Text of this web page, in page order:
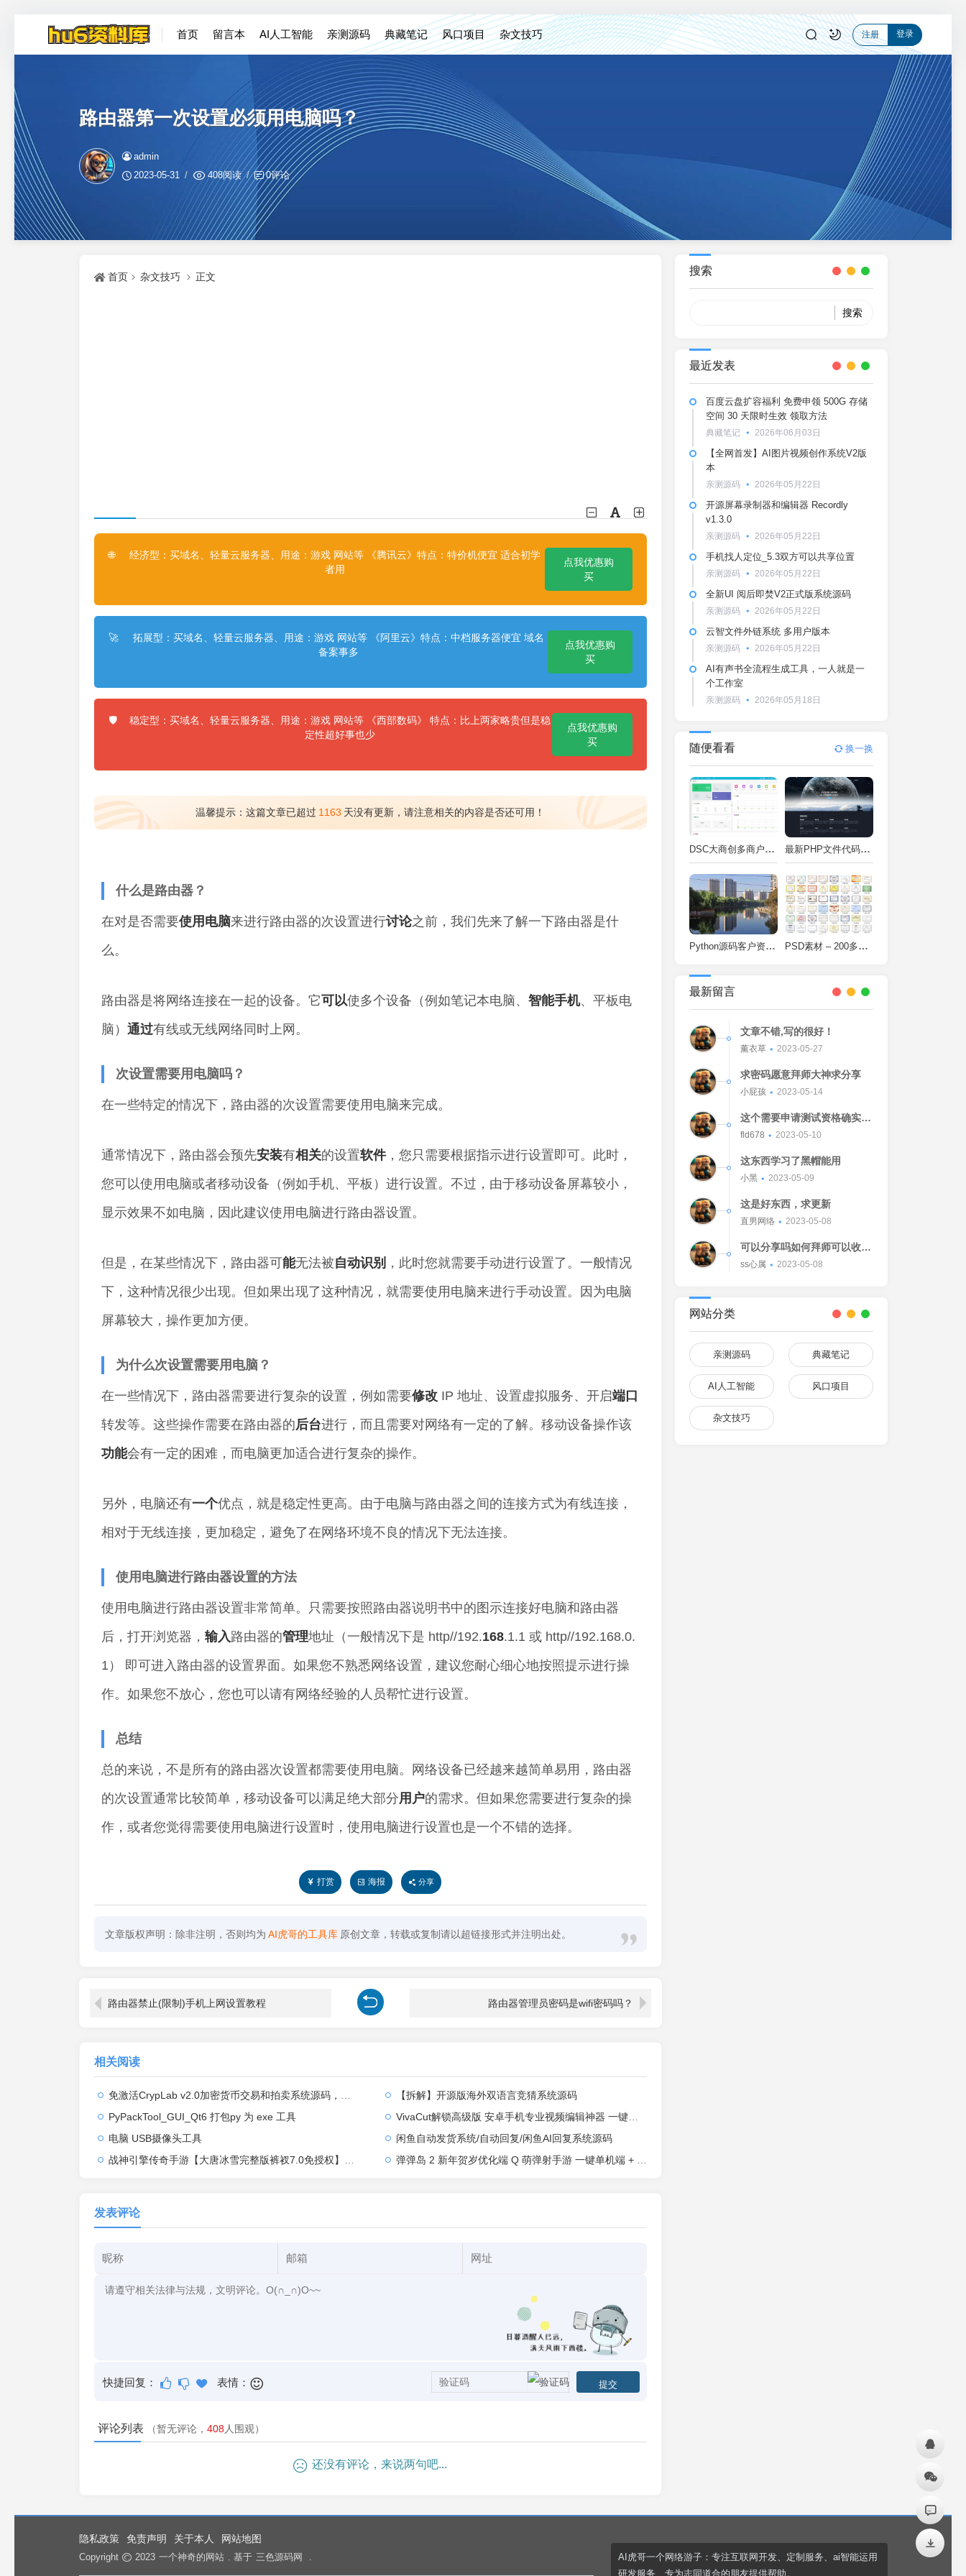
首页 留言本 AI人工智能 亲测源码 典藏笔记 风口项目 杂文技巧 注册 登录
路由器第一次设置必须用电脑吗？
admin
2023-05-31
408阅读 0评论
首页 杂文技巧 正文
🌐
经济型：买域名、轻量云服务器、用途：游戏 网站等 《腾讯云》特点：特价机便宜 适合初学
者用
点我优惠购
买
🚀
拓展型：买域名、轻量云服务器、用途：游戏 网站等 《阿里云》特点：中档服务器便宜 域名
备案事多
点我优惠购
买
🛡️
稳定型：买域名、轻量云服务器、用途：游戏 网站等 《西部数码》 特点：比上两家略贵但是稳
定性超好事也少
点我优惠购
买
温馨提示：这篇文章已超过 1163 天没有更新，请注意相关的内容是否还可用！
什么是路由器？
在对是否需要使用 电脑来进行路由器的次设置进行讨论之前，我们先来了解一下路由器是什
么。
路由器是将网络连接在一起的设备。它可以使多个设备（例如笔记本电脑、 智能手机、平板电
脑） 通过有线或无线网络同时上网。
次设置需要用电脑吗？
在一些特定的情况下，路由器的次设置需要使用电脑来完成。
通常情况下，路由器会预先安装有相关的设置软件，您只需要根据指示进行设置即可。此时，
您可以使用电脑或者移动设备（例如手机、平板）进行设置。不过，由于移动设备屏幕较小，
显示效果不如电脑，因此建议使用电脑进行路由器设置。
但是，在某些情况下，路由器可能无法被自动识别 ，此时您就需要手动进行设置了。一般情况
下，这种情况很少出现。但如果出现了这种情况，就需要使用电脑来进行手动设置。因为电脑
屏幕较大，操作更加方便。
为什么次设置需要用电脑？
在一些情况下，路由器需要进行复杂的设置，例如需要修改IP 地址、设置虚拟服务、开启端口
转发等。这些操作需要在路由器的后台进行，而且需要对网络有一定的了解。移动设备操作该
功能会有一定的困难，而电脑更加适合进行复杂的操作。
另外，电脑还有一个优点，就是稳定性更高。由于电脑与路由器之间的连接方式为有线连接，
相对于无线连接，更加稳定，避免了在网络环境不良的情况下无法连接。
使用电脑进行路由器设置的方法
使用电脑进行路由器设置非常简单。只需要按照路由器说明书中的图示连接好电脑和路由器
后，打开浏览器， 输入路由器的管理地址（一般情况下是 http//192.168.1.1 或 http//192.168.0.
1） 即可进入路由器的设置界面。如果您不熟悉网络设置，建议您耐心细心地按照提示进行操
作。如果您不放心，您也可以请有网络经验的人员帮忙进行设置。
总结
总的来说，不是所有的路由器次设置都需要使用电脑。网络设备已经越来越简单易用，路由器
的次设置通常比较简单，移动设备可以满足绝大部分用户的需求。但如果您需要进行复杂的操
作，或者您觉得需要使用电脑进行设置时，使用电脑进行设置也是一个不错的选择。
打赏 海报 分享
文章版权声明：除非注明，否则均为 AI虎哥的工具库 原创文章，转载或复制请以超链接形式并注明出处。
路由器禁止(限制)手机上网设置教程 路由器管理员密码是wifi密码吗？
相关阅读
免激活CrypLab v2.0加密货币交易和拍卖系统源码，前台新增中文后台全部汉化
【拆解】开源版海外双语言竞猜系统源码
PyPackTool_GUI_Qt6 打包py 为 exe 工具
VivaCut解锁高级版 安卓手机专业视频编辑神器 一键式AI加持
电脑 USB摄像头工具
闲鱼自动发货系统/自动回复/闲鱼AI回复系统源码
战神引擎传奇手游【大唐冰雪完整版裤衩7.0免授权】2026整理特色服务端+寒冬之城+万象古城+天威大陆+大唐盛世【站长亲测】
弹弹岛 2 新年贺岁优化端 Q 萌弹射手游 一键单机端 + Linux 手工端 + GM 后台 + 安卓 iOS 双端带教程
发表评论
快捷回复： 表情：
评论列表 （暂无评论， 408 人围观）
还没有评论，来说两句吧...
搜索
最近发表
百度云盘扩容福利 免费申领 500G 存储
空间 30 天限时生效 领取方法
典藏笔记 2026年06月03日
【全网首发】AI图片视频创作系统V2版
本
亲测源码 2026年05月22日
开源屏幕录制器和编辑器 Recordly
v1.3.0
亲测源码 2026年05月22日
手机找人定位_5.3双方可以共享位置
亲测源码 2026年05月22日
全新UI 阅后即焚V2正式版系统源码
亲测源码 2026年05月22日
云智文件外链系统 多用户版本
亲测源码 2026年05月22日
AI有声书全流程生成工具，一人就是一
个工作室
亲测源码 2026年05月18日
随便看看 换一换
DSC大商创多商户电商系统完整部署教程（附PHP7.4/PHP8兼容修复方案） 最新PHP文件代码加密系统 在线PHP加密系统 全开源 亲测可用
Python源码客户资料管理系统V2.2一键运行 PSD素材 – 200多种类型证书PSD源码
最新留言
文章不错,写的很好！
薰衣草 2023-05-27
求密码愿意拜师大神求分享
小屁孩 2023-05-14
这个需要申请测试资格确实不
错的东西
fld678 2023-05-10
这东西学习了黑帽能用
小黑 2023-05-09
这是好东西，求更新
直男网络 2023-05-08
可以分享吗如何拜师可以收我
吗[Watermelon]
ss心属 2023-05-08
网站分类
亲测源码 典藏笔记
AI人工智能 风口项目
杂文技巧
隐私政策 免责声明 关于本人 网站地图
Copyright 2023 一个神奇的网站 . 基于 三色源码网 .
AI虎哥一个网络游子：专注互联网开发、定制服务、ai智能运用
研发服务、专为志同道合的朋友提供帮助。